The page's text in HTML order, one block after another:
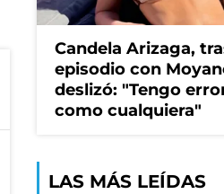
Candela Arizaga,
episodio con
deslizó: "Tengo
como cualquiera"
LAS MÁS LEÍDAS